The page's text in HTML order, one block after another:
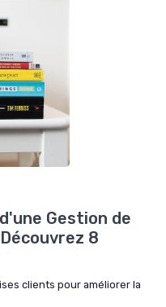
Gestion de
8
clients pour améliorer la